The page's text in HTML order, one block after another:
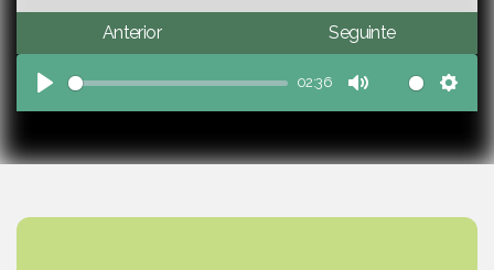
Anterior Seguinte
Play
02:36
Mute